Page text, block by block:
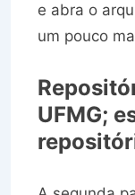
e abra o
um pouco
UFMG;